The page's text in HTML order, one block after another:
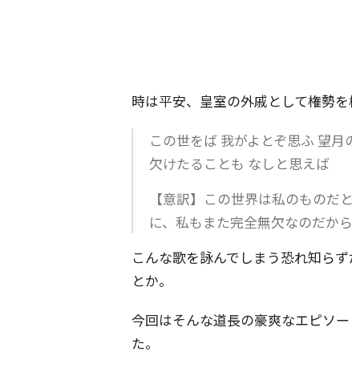
時は平安、皇室の外戚として権勢
この世をば 我がよとぞ思ふ 望月
欠けたることも なしと思えば
【意訳】この世界は私のもの
に、私もまた完全無欠なのだか
こんな歌を詠んでしまう恐れ知ら
とか。
今回はそんな道長の豪爽なエピソ
た。